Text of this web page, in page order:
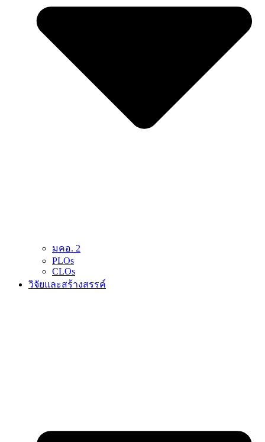
มคอ. 2
PLOs
CLOs
วิจัยและสร้างสรรค์